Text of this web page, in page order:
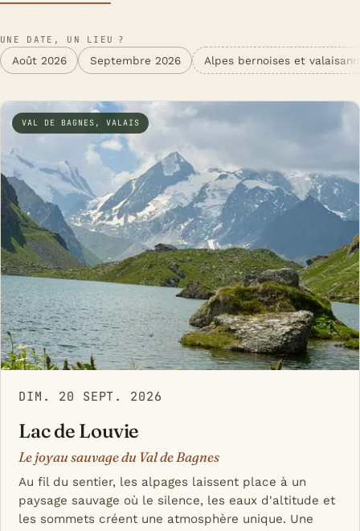
UNE DATE, UN LIEU ?
Août 2026 Septembre 2026 Alpes bernoises et
VAL DE BAGNES, VALAIS
DIM. 20 SEPT. 2026
Lac de Louvie
Le joyau sauvage du Val de Bagnes
Au fil du sentier, les alpages laissent place à un
paysage sauvage où le silence, les eaux d'altitude et
les sommets créent une atmosphère unique. Une